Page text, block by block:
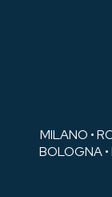
MILANO •
BOLOGNA •